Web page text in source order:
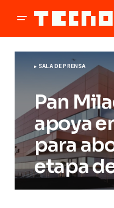
SALA DE PRENSA
Pan
apoya
para
etapa